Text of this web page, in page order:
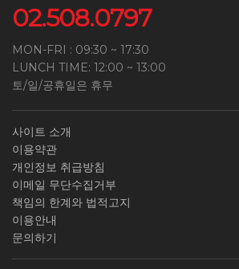
02.508.0797
MON-FRI : 09:30 ~ 17:30
LUNCH TIME: 12:00 ~ 13:00
토/일/공휴일은 휴무
사이트 소개
이용약관
개인정보 취급방침
이메일 무단수집거부
책임의 한계와 법적고지
이용안내
문의하기